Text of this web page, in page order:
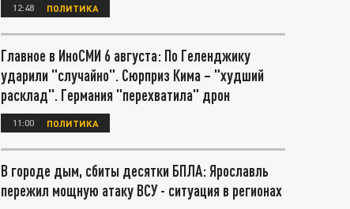
12:48 ПОЛИТИКА
Главное в ИноСМИ 6 августа: По Геленджику
ударили "случайно". Сюрприз Кима – "худший
расклад". Германия "перехватила" дрон
11:00 ПОЛИТИКА
В городе дым, сбиты десятки БПЛА: Ярославль
пережил мощную атаку ВСУ - ситуация в регионах